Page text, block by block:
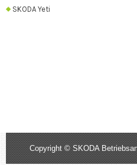
SKODA Yeti
Copyright © SKODA